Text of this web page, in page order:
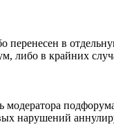
в
либо в крайних
нарушений